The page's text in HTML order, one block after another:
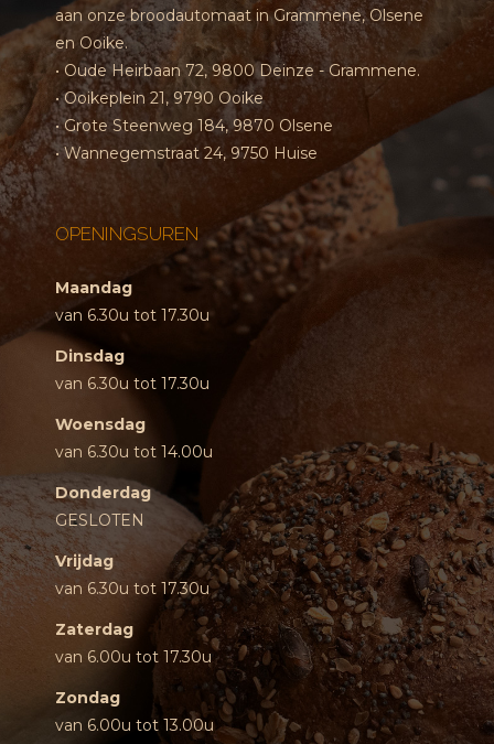
aan onze broodautomaat in Grammene, Olsene
en Ooike.
• Oude Heirbaan 72, 9800 Deinze - Grammene.
• Ooikeplein 21, 9790 Ooike
• Grote Steenweg 184, 9870 Olsene
• Wannegemstraat 24, 9750 Huise
OPENINGSUREN
Maandag
van 6.30u tot 17.30u
Dinsdag
van 6.30u tot 17.30u
Woensdag
van 6.30u tot 14.00u
Donderdag
GESLOTEN
Vrijdag
van 6.30u tot 17.30u
Zaterdag
van 6.00u tot 17.30u
Zondag
van 6.00u tot 13.00u